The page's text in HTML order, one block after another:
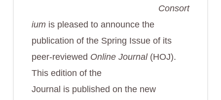
Consort
ium is pleased to announce the
publication of the Spring Issue of its
peer-reviewed Online Journal(HOJ).
This edition of the
Journal is published on the new